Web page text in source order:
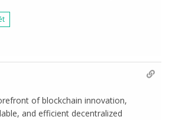
of blockchain innovation,
and efficient decentralized